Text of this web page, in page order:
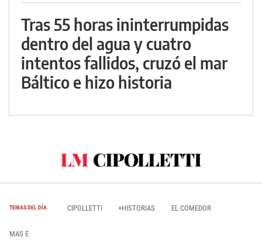
Tras 55 horas ininterrumpidas
dentro del agua y cuatro
intentos fallidos, cruzó el mar
Báltico e hizo historia
TEMAS DEL DÍA CIPOLLETTI +HISTORIAS EL COMEDOR
MAS E